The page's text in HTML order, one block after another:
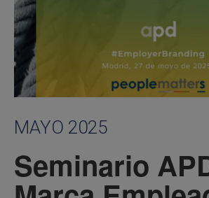
MAYO 2025
Seminario